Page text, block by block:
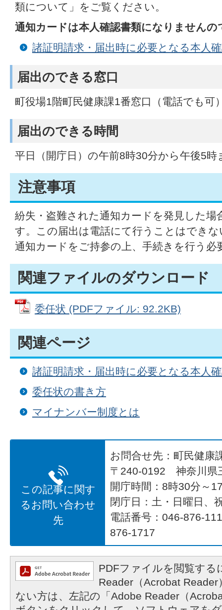
類について」をご覧ください。
通知カードは本人確認書類になりません
諸証明請求・届出時に必要となる本人
届出のできる窓口
町役場1階町民健康課1番窓口（電話でも可
届出のできる時間
平日（開庁日）の午前8時30分から午後5時
注意事項
紛失・盗難された通知カードを発見した場
す。この届出は電話にて行うことはでき
通知カードをご持参の上、手続きを行う必
関連ファイルのダウンロード
委任状 (PDFファイル: 92.2KB)
関連ページ
諸証明請求・届出時に必要となる本人
委任状の書き方
マイナンバー制度とは
この記事に関す
るお問い合わせ
先
お問合せ先：町民健康
〒240-0192 神奈川県
開庁時間：8時30分～
閉庁日：土・日曜日、
電話番号：046-876-
876-1717
PDFファイルを閲覧する
Reader（Acrobat
ない方は、左記の「Adobe Reader（